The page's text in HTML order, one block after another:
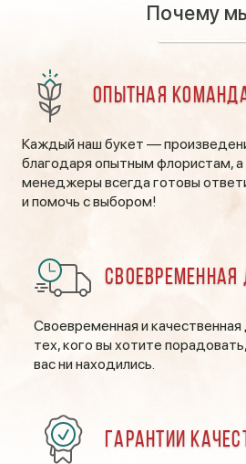
Почему
Опытная
Каждый наш букет —
благодаря опытным флористам,
менеджеры всегда готовы
и помочь с выбором!
Своевременная
Своевременная и
тех, кого вы хотите
вас ни находились.
Гарантии